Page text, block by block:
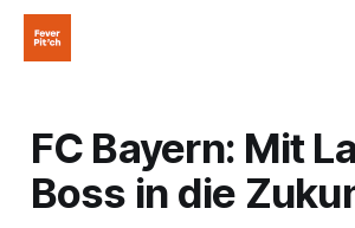
FC Bayern: Mit
Boss in die